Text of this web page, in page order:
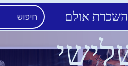
השכרת אולם